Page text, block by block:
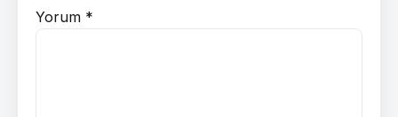
Yorum *